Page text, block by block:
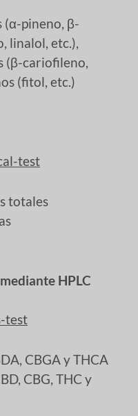
(α-pineno, β-
linalol, etc.),
(β-cariofileno,
(fitol, etc.)
test
totales
HPLC
test
CBGA y THCA
CBG, THC y